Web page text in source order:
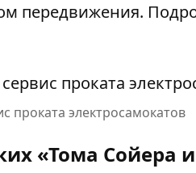
передвижения.
проката электросамокатов
«Тома Сойера